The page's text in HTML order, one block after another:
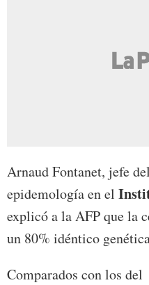
Arnaud Fontanet, jefe
epidemología en el
explicó a la AFP que la
un 80% idéntico
Comparados con los del